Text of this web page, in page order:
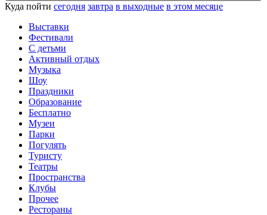
Куда пойти сегодня завтра в выходные в этом месяце
Выставки
Фестивали
С детьми
Активный отдых
Музыка
Шоу
Праздники
Образование
Бесплатно
Музеи
Парки
Погулять
Туристу
Театры
Пространства
Клубы
Прочее
Рестораны